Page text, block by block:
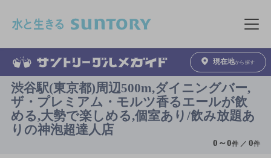
メニュ
現在地から探す
渋谷駅(東京都)周辺500m,ダイニングバー,
ザ・プレミアム・モルツ香るエールが飲
める,大勢で楽しめる,個室あり/飲み放題あ
りの神泡超達人店
0 ～0件 ／0件